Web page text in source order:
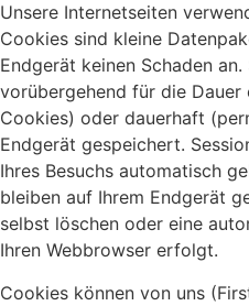
Unsere Internetseiten
Cookies sind kleine
Endgerät keinen Schaden
vorübergehend für die Dauer
Cookies) oder dauerhaft
Endgerät gespeichert.
Ihres Besuchs automatisch
bleiben auf Ihrem Endgerät
selbst löschen oder eine
Ihren Webbrowser erfolgt.
Cookies können von uns